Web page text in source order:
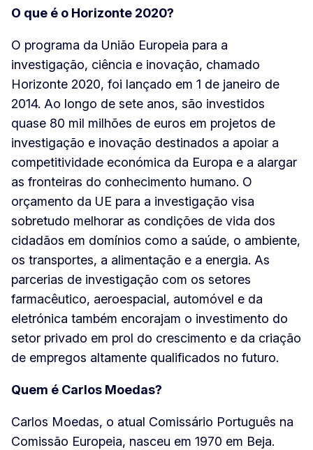
O que é o Horizonte 2020?
O programa da União Europeia para a
investigação, ciência e inovação, chamado
Horizonte 2020, foi lançado em 1 de janeiro de
2014. Ao longo de sete anos, são investidos
quase 80 mil milhões de euros em projetos de
investigação e inovação destinados a apoiar a
competitividade económica da Europa e a alargar
as fronteiras do conhecimento humano. O
orçamento da UE para a investigação visa
sobretudo melhorar as condições de vida dos
cidadãos em domínios como a saúde, o ambiente,
os transportes, a alimentação e a energia. As
parcerias de investigação com os setores
farmacêutico, aeroespacial, automóvel e da
eletrónica também encorajam o investimento do
setor privado em prol do crescimento e da criação
de empregos altamente qualificados no futuro.
Quem é Carlos Moedas?
Carlos Moedas, o atual Comissário Português na
Comissão Europeia, nasceu em 1970 em Beja.